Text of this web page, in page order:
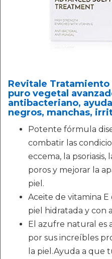
Revitale
puro vegetal
antibacteriano,
negros, manchas,
Potente fórmula
combatir las
eccema, la psoriasis,
poros y mejorar la
piel.
Aceite de vitamina
piel hidratada y con
El azufre natural es
por sus increíbles
la piel.Ayuda a que